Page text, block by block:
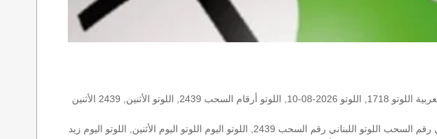
الأرقام الستة الاساسية, اللوتو اللبناني هذا اليوم اللوتو اليوم, اللوتو 2439 عو رقم سحب اللوتو ٢٤٣٩ بالحرف العربية اللوتو 1718, اللوتو 2026-08-10, اللوتو أرقام السحب 2439, اللوتو الأثنين, 2439 الأثنين
اللوتو اللبناني الأثنين, اللوتو اللبناني الأثنين اللوتو اللبناني الأثنين 2026-08-10, اللوتو اللبناني اليوم اللوتو اللبناني رقم السحب اللوتو اللبناني رقم السحب 2439, اللوتو اليوم اللوتو اليوم الأثنين, اللوتو اليوم زيد